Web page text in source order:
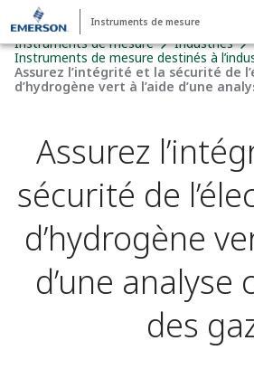
Instruments de mesure
Instruments de mesure
Industries
Instruments de mesure destinés à
Assurez l’intégrité et la sécurité de
d’hydrogène vert à l’aide d’une
Assurez
sécurité de
d’hydrogène
d’une analyse
des